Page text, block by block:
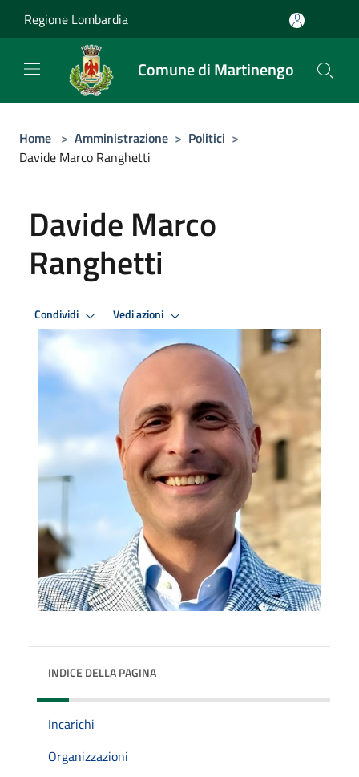
Regione Lombardia
Comune di Martinengo
Home > Amministrazione > Politici >
Davide Marco Ranghetti
Davide Marco
Ranghetti
Condividi Vedi azioni
INDICE DELLA PAGINA
Incarichi
Organizzazioni